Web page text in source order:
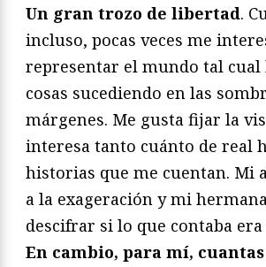
Un gran trozo de libertad.
incluso, pocas veces me
representar el mundo tal cual
cosas sucediendo en las
márgenes. Me gusta fijar la
interesa tanto cuánto de real
historias que me cuentan. Mi
a la exageración y mi
descifrar si lo que contaba
En cambio, para mí,